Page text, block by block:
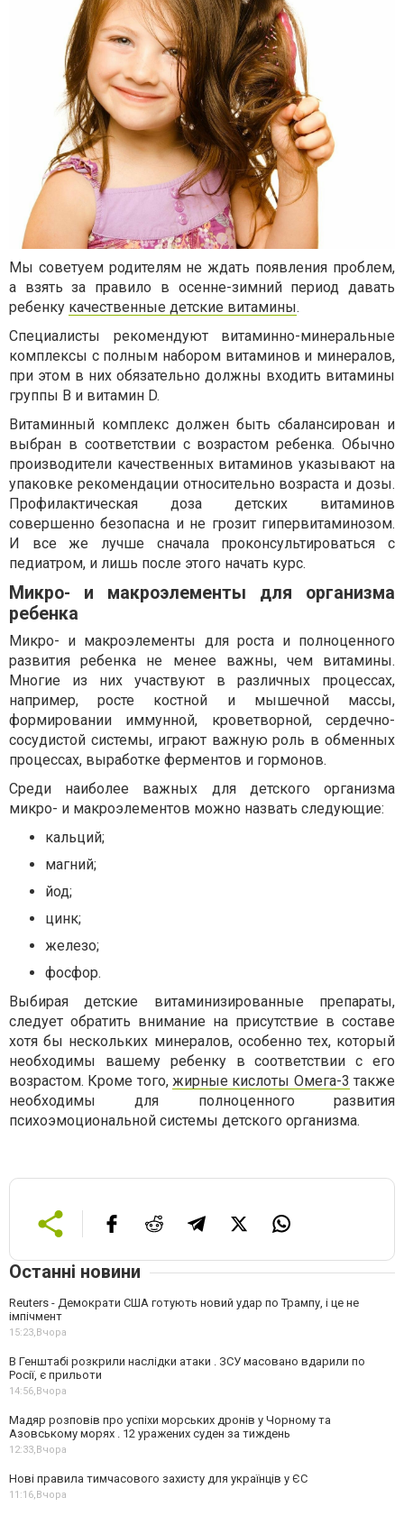
Мы советуем родителям не ждать появления проблем,
а взять за правило в осенне-зимний период давать
ребенку качественные детские витамины.
Специалисты рекомендуют витаминно-минеральные
комплексы с полным набором витаминов и минералов,
при этом в них обязательно должны входить витамины
группы В и витамин D.
Витаминный комплекс должен быть сбалансирован и
выбран в соответствии с возрастом ребенка. Обычно
производители качественных витаминов указывают на
упаковке рекомендации относительно возраста и дозы.
Профилактическая доза детских витаминов
совершенно безопасна и не грозит гипервитаминозом.
И все же лучше сначала проконсультироваться с
педиатром, и лишь после этого начать курс.
Микро- и макроэлементы для организма
ребенка
Микро- и макроэлементы для роста и полноценного
развития ребенка не менее важны, чем витамины.
Многие из них участвуют в различных процессах,
например, росте костной и мышечной массы,
формировании иммунной, кроветворной, сердечно-
сосудистой системы, играют важную роль в обменных
процессах, выработке ферментов и гормонов.
Среди наиболее важных для детского организма
микро- и макроэлементов можно назвать следующие:
кальций;
магний;
йод;
цинк;
железо;
фосфор.
Выбирая детские витаминизированные препараты,
следует обратить внимание на присутствие в составе
хотя бы нескольких минералов, особенно тех, который
необходимы вашему ребенку в соответствии с его
возрастом. Кроме того, жирные кислоты Омега-3 также
необходимы для полноценного развития
психоэмоциональной системы детского организма.
Останні новини
Reuters - Демократи США готують новий удар по Трампу, і це не
імпічмент
15:23, Вчора
В Генштабі розкрили наслідки атаки . ЗСУ масовано вдарили по
Росії, є прильоти
14:56, Вчора
Мадяр розповів про успіхи морських дронів у Чорному та
Азовському морях . 12 уражених суден за тиждень
12:33, Вчора
Нові правила тимчасового захисту для українців у ЄС
11:16, Вчора